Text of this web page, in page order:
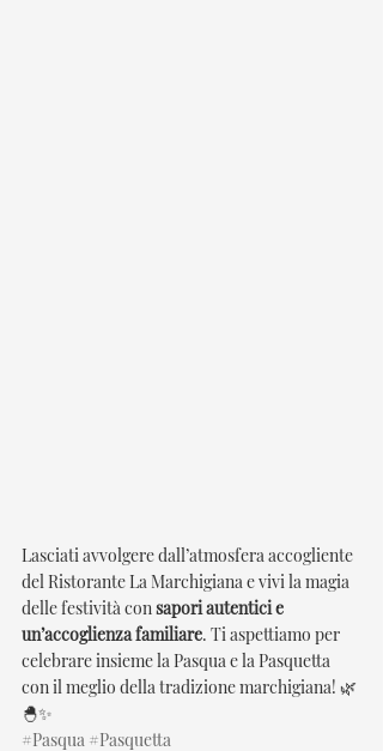
Lasciati avvolgere dall’atmosfera accogliente
del Ristorante La Marchigiana e vivi la magia
delle festività con sapori autentici e
un’accoglienza familiare. Ti aspettiamo per
celebrare insieme la Pasqua e la Pasquetta
con il meglio della tradizione marchigiana! 🌿
🐣✨
#Pasqua #Pasquetta